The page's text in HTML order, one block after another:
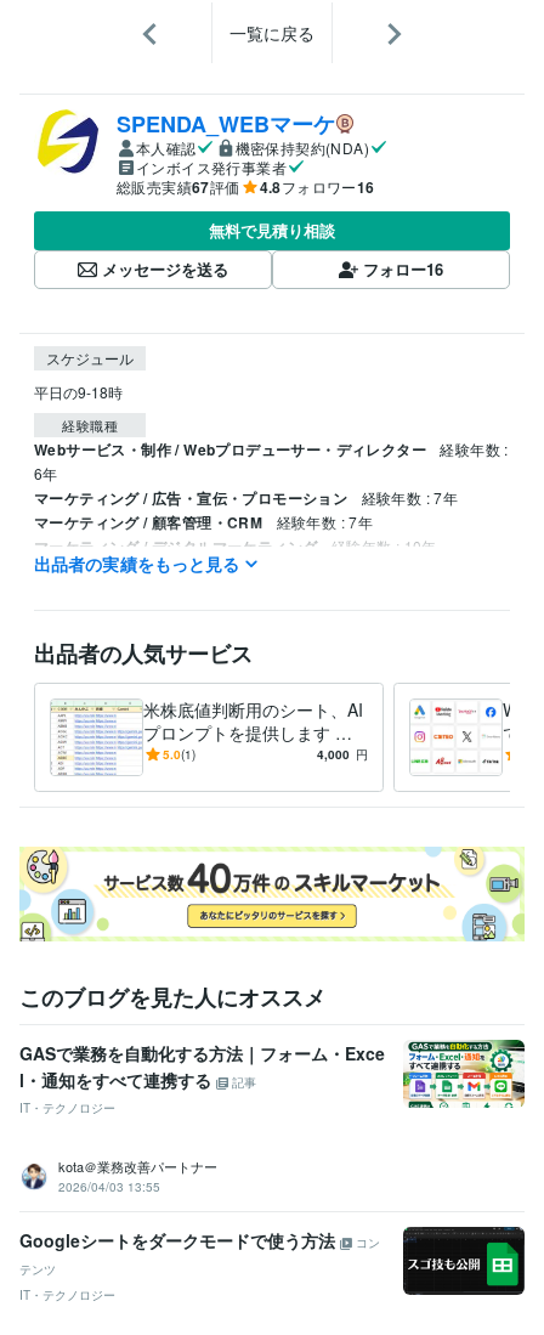
一覧に戻る
SPENDA_WEBマーケ
本人確認
機密保持契約(NDA)
インボイス発行事業者
総販売実績67評価 4.8フォロワー16
無料で見積り相談
メッセージを送る
フォロー16
スケジュール
平日の9-18時
経験職種
Webサービス・制作 / Webプロデューサー・ディレクター
経験年数 :
6年
マーケティング / 広告・宣伝・プロモーション 経験年数 : 7年
マーケティング / 顧客管理・CRM 経験年数 : 7年
マーケティング / デジタルマーケティング 経験年数 : 10年
マーケティング / Web広告運用
職歴
株式会社ＳＰＥＮＤＡ
受賞歴
再現性のあるGoogle/Yahoo広告運用のCPA改善
資格・検定
Googleパートナーズ
Google広告（旧GoogleAdWords）認定資格 取得年 : 2023年
早稲田大学 2004年3月 ~ 2008年2月
出品者の実績をもっと見る
出品者の人気サービス
米株底値判断用のシート、AI
プロンプトを提供します ゴ
ールデンクロスの銘柄が一瞬
付け
5.0(1) 4,000 円
で自
このブログを見た人にオススメ
GASで業務を自動化する方法｜フォーム・Exce
l・通知をすべて連携する
記事
IT・テクノロジー
kota＠業務改善パートナー
2026/04/03 13:55
Googleシートをダークモードで使う方法
コン
テンツ
IT・テクノロジー